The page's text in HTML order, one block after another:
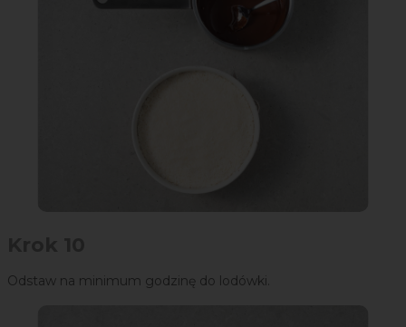
Odstaw na minimum godzinę do lodówki.